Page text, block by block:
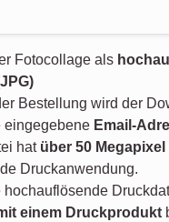
Fotocollage als
Bestellung wird der
eingegebene Email-
hat über 50 Megapixel
Druckanwendung.
hochauflösende
einem Druckprodukt